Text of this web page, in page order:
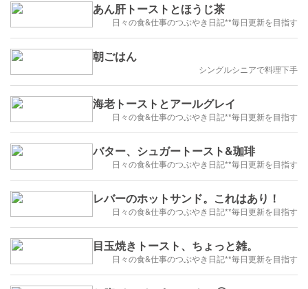
あん肝トーストとほうじ茶
日々の食&仕事のつぶやき日記**毎日更新を目指す
朝ごはん
シングルシニアで料理下手
海老トーストとアールグレイ
日々の食&仕事のつぶやき日記**毎日更新を目指す
バター、シュガートースト&珈琲
日々の食&仕事のつぶやき日記**毎日更新を目指す
レバーのホットサンド。これはあり！
日々の食&仕事のつぶやき日記**毎日更新を目指す
目玉焼きトースト、ちょっと雑。
日々の食&仕事のつぶやき日記**毎日更新を目指す